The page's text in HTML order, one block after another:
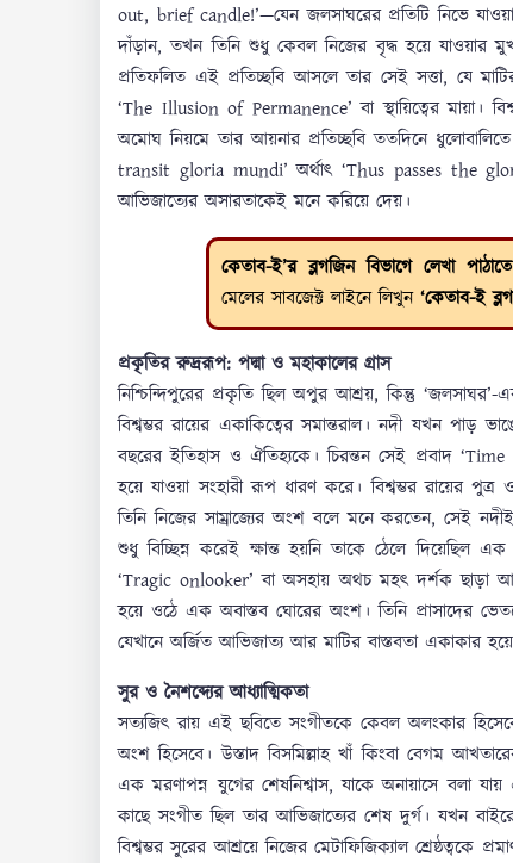
out, brief candle!’—যেন জলসাঘরের প্রতিটি নিভে
দাঁড়ান, তখন তিনি শুধু কেবল নিজের বৃদ্ধ হয়ে যাওয়ার
প্রতিফলিত এই প্রতিচ্ছবি আসলে তার সেই সত্তা, যে
‘The Illusion of Permanence’ বা স্থায়িত্বের মায়া।
অমোঘ নিয়মে তার আয়নার প্রতিচ্ছবি ততদিনে
transit gloria mundi’ অর্থাৎ ‘Thus passes the
আভিজাত্যের অসারতাকেই মনে করিয়ে দেয়।
কেতাব-ই’র ব্লগজিন বিভাগে লেখা
মেলের সাবজেক্ট লাইনে লিখুন‘কেতাব-ই
প্রকৃতির রুদ্ররূপ: পদ্মা ও মহাকালের গ্রাস
নিশ্চিন্দিপুরের প্রকৃতি ছিল অপুর আশ্রয়, কিন্তু
বিশ্বম্ভর রায়ের একাকিত্বের সমান্তরাল। নদী যখন
বছরের ইতিহাস ও ঐতিহ্যকে। চিরন্তন সেই প্রবাদ
হয়ে যাওয়া সংহারী রূপ ধারণ করে। বিশ্বম্ভর রায়ের
তিনি নিজের সাম্রাজ্যের অংশ বলে মনে করতেন, সেই
শুধু বিচ্ছিন্ন করেই ক্ষান্ত হয়নি তাকে ঠেলে দিয়েছিল
‘Tragic onlooker’ বা অসহায় অথচ মহৎ দর্শক ছাড়া
হয়ে ওঠে এক অবাস্তব ঘোরের অংশ। তিনি প্রাসাদের
যেখানে অর্জিত আভিজাত্য আর মাটির বাস্তবতা একাকার
সুর ও নৈশব্দ্যের আধ্যাত্মিকতা
সত্যজিৎ রায় এই ছবিতে সংগীতকে কেবল অলংকার
অংশ হিসেবে। উস্তাদ বিসমিল্লাহ খাঁ কিংবা বেগম
এক মরণাপন্ন যুগের শেষনিশ্বাস, যাকে অনায়াসে বলা
কাছে সংগীত ছিল তার আভিজাত্যের শেষ দুর্গ। যখন
বিশ্বম্ভর সুরের আশ্রয়ে নিজের মেটাফিজিক্যাল